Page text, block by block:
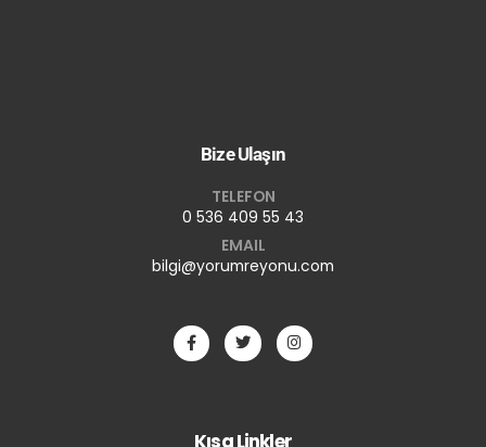
Bize Ulaşın
TELEFON
0 536 409 55 43
EMAIL
bilgi@yorumreyonu.com
Kısa Linkler